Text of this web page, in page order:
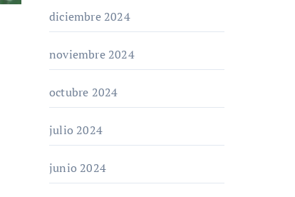
diciembre 2024
noviembre 2024
octubre 2024
julio 2024
junio 2024